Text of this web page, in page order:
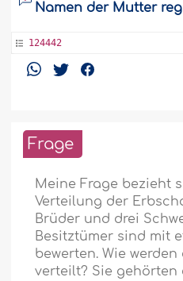
Namen der Mutter
124442
Frage
Meine Frage bezieht
Verteilung der
Brüder und drei
Besitztümer sind mit
bewerten. Wie
verteilt? Sie gehörten